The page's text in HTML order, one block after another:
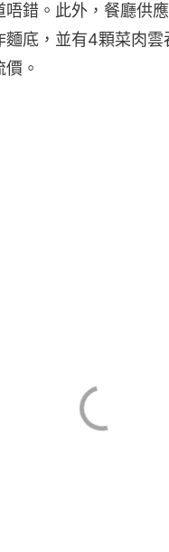
錯。此外，餐廳供
麵底，並有4顆菜肉
。